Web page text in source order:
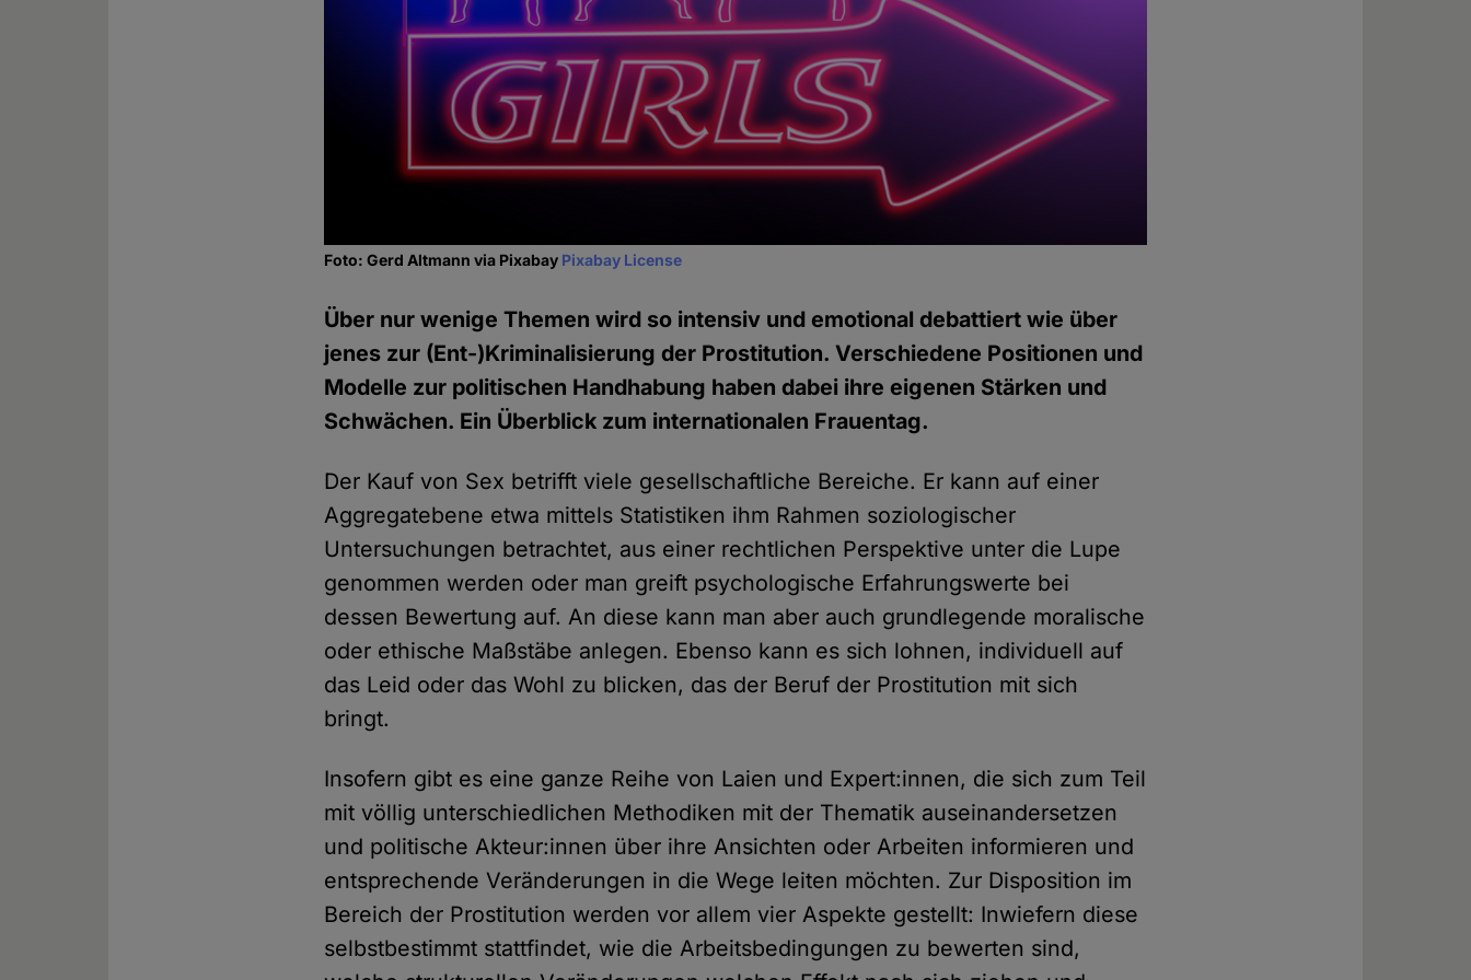
Foto: Gerd Altmann via Pixabay Pixabay License
Über nur wenige Themen wird so intensiv und emotional debattiert wie über
jenes zur (Ent-)Kriminalisierung der Prostitution. Verschiedene Positionen und
Modelle zur politischen Handhabung haben dabei ihre eigenen Stärken und
Schwächen. Ein Überblick zum internationalen Frauentag.
Der Kauf von Sex betrifft viele gesellschaftliche Bereiche. Er kann auf einer
Aggregatebene etwa mittels Statistiken ihm Rahmen soziologischer
Untersuchungen betrachtet, aus einer rechtlichen Perspektive unter die Lupe
genommen werden oder man greift psychologische Erfahrungswerte bei
dessen Bewertung auf. An diese kann man aber auch grundlegende moralische
oder ethische Maßstäbe anlegen. Ebenso kann es sich lohnen, individuell auf
das Leid oder das Wohl zu blicken, das der Beruf der Prostitution mit sich
bringt.
Insofern gibt es eine ganze Reihe von Laien und Expert:innen, die sich zum Teil
mit völlig unterschiedlichen Methodiken mit der Thematik auseinandersetzen
und politische Akteur:innen über ihre Ansichten oder Arbeiten informieren und
entsprechende Veränderungen in die Wege leiten möchten. Zur Disposition im
Bereich der Prostitution werden vor allem vier Aspekte gestellt: Inwiefern diese
selbstbestimmt stattfindet, wie die Arbeitsbedingungen zu bewerten sind,